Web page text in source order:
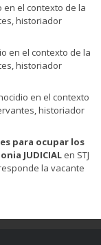
en el contexto de la
historiador
en el contexto de la
historiador
en el contexto
historiador
para ocupar los
JUDICIAL en STJ
la vacante